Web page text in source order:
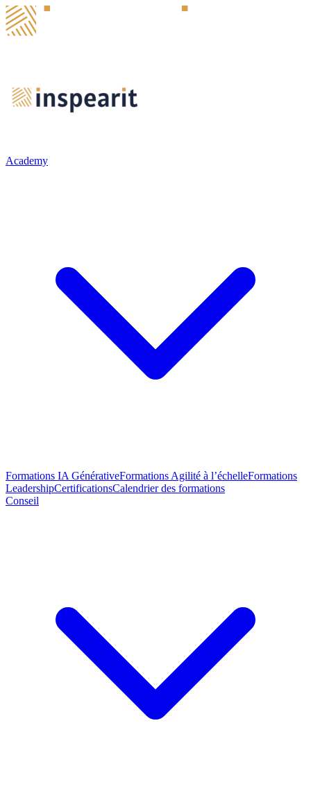
Academy
Formations IA GénérativeFormations Agilité à l’échelleFormations
LeadershipCertificationsCalendrier des formations
Conseil